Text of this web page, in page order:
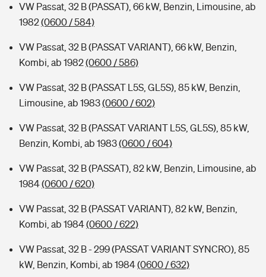
VW Passat, 32 B (PASSAT), 66 kW, Benzin, Limousine, ab
1982(0600 / 584)
VW Passat, 32 B (PASSAT VARIANT), 66 kW, Benzin,
Kombi, ab 1982(0600 / 586)
VW Passat, 32 B (PASSAT L5S, GL5S), 85 kW, Benzin,
Limousine, ab 1983(0600 / 602)
VW Passat, 32 B (PASSAT VARIANT L5S, GL5S), 85 kW,
Benzin, Kombi, ab 1983(0600 / 604)
VW Passat, 32 B (PASSAT), 82 kW, Benzin, Limousine, ab
1984(0600 / 620)
VW Passat, 32 B (PASSAT VARIANT), 82 kW, Benzin,
Kombi, ab 1984(0600 / 622)
VW Passat, 32 B - 299 (PASSAT VARIANT SYNCRO), 85
kW, Benzin, Kombi, ab 1984(0600 / 632)